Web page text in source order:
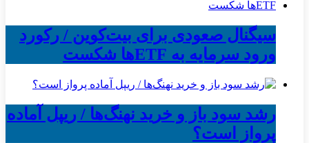
سیگنال صعودی برای بیت‌کوین / رکورد
ورود سرمایه به ETFها شکست
رشد سود باز و خرید نهنگ‌ها / ریپل آماده
پرواز است؟